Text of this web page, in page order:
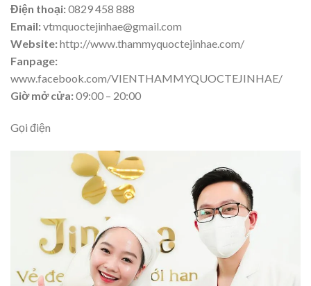
Điện thoại:0829 458 888
Email:vtmquoctejinhae@gmail.com
Website:http://www.thammyquoctejinhae.com/
Fanpage:
www.facebook.com/VIENTHAMMYQUOCTEJINHAE/
Giờ mở cửa:09:00 – 20:00
Gọi điện